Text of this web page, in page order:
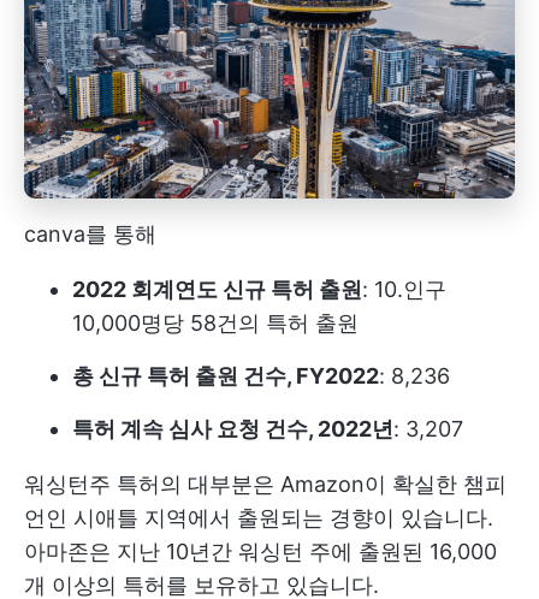
canva를 통해
2022 회계연도 신규 특허 출원: 10.인구
10,000명당 58건의 특허 출원
총 신규 특허 출원 건수, FY2022: 8,236
특허 계속 심사 요청 건수, 2022년: 3,207
워싱턴주 특허의 대부분은 Amazon이 확실한 챔피
언인 시애틀 지역에서 출원되는 경향이 있습니다.
아마존은 지난 10년간 워싱턴 주에 출원된 16,000
개 이상의 특허를 보유하고 있습니다.